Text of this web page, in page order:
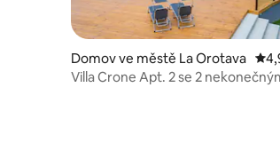
Domov ve městě La Orotava
Villa Crone Apt. 2 se 2